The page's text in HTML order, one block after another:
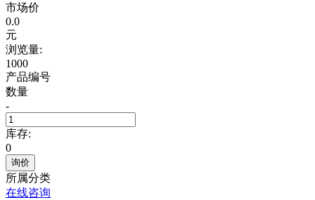
市场价
0.0
元
浏览量:
1000
产品编号
数量
-
库存:
0
询价
所属分类
在线咨询